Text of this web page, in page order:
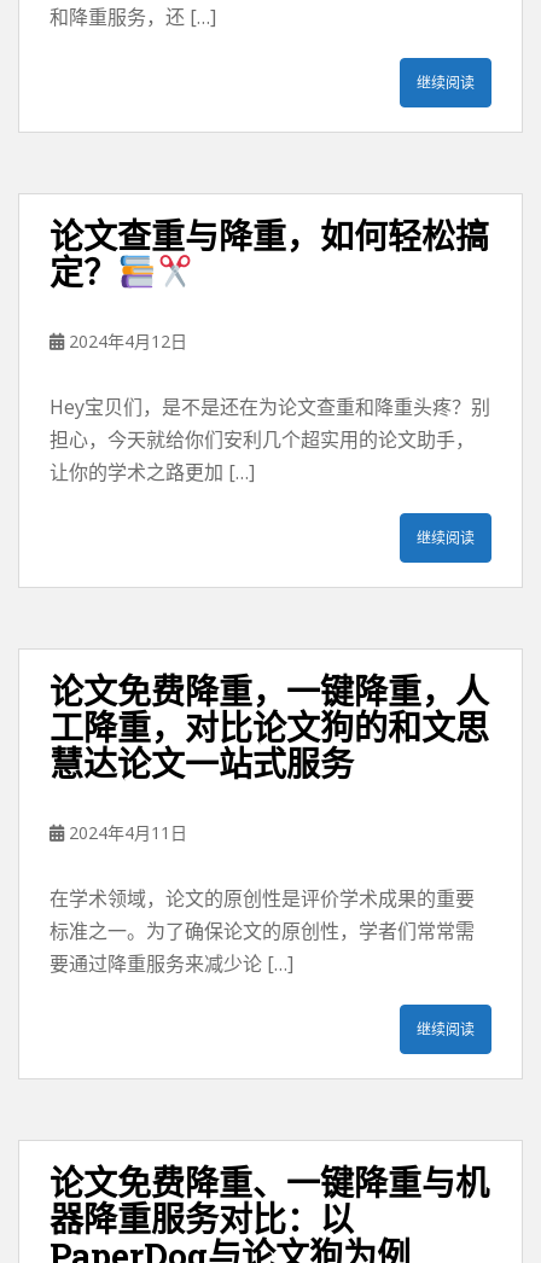
和降重服务，还 […]
继续阅读
论文查重与降重，如何轻松搞
定？
2024年4月12日
Hey宝贝们，是不是还在为论文查重和降重头疼？别
担心，今天就给你们安利几个超实用的论文助手，
让你的学术之路更加 […]
继续阅读
论文免费降重，一键降重，人
工降重，对比论文狗的和文思
慧达论文一站式服务
2024年4月11日
在学术领域，论文的原创性是评价学术成果的重要
标准之一。为了确保论文的原创性，学者们常常需
要通过降重服务来减少论 […]
继续阅读
论文免费降重、一键降重与机
器降重服务对比：以